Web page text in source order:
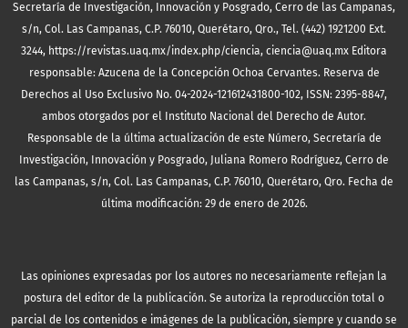
Secretaría de Investigación, Innovación y Posgrado, Cerro de las Campanas,
s/n, Col. Las Campanas, C.P. 76010, Querétaro, Qro., Tel. (442) 1921200 Ext.
3244, https://revistas.uaq.mx/index.php/ciencia, ciencia@uaq.mx Editora
responsable: Azucena de la Concepción Ochoa Cervantes. Reserva de
Derechos al Uso Exclusivo No. 04-2024-121612431800-102, ISSN: 2395-8847,
ambos otorgados por el Instituto Nacional del Derecho de Autor.
Responsable de la última actualización de este Número, Secretaría de
Investigación, Innovación y Posgrado, Juliana Romero Rodríguez, Cerro de
las Campanas, s/n, Col. Las Campanas, C.P. 76010, Querétaro, Qro. Fecha de
última modificación: 29 de enero de 2026.
Las opiniones expresadas por los autores no necesariamente reflejan la
postura del editor de la publicación. Se autoriza la reproducción total o
parcial de los contenidos e imágenes de la publicación, siempre y cuando se